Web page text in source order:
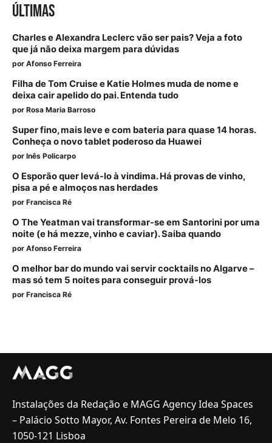
ÚLTIMAS
Charles e Alexandra Leclerc vão ser pais? Veja a foto
que já não deixa margem para dúvidas
por Afonso Ferreira
Filha de Tom Cruise e Katie Holmes muda de nome e
deixa cair apelido do pai. Entenda tudo
por Rosa Maria Barroso
Super fino, mais leve e com bateria para quase 14 horas.
Conheça o novo tablet poderoso da Huawei
por Inês Policarpo
O Esporão quer levá-lo à vindima. Há provas de vinho,
pisa a pé e almoços nas herdades
por Francisca Ré
O The Yeatman vai transformar-se em Santorini por uma
noite (e há mezze, vinho e caviar). Saiba quando
por Afonso Ferreira
O melhor bar do mundo vai servir cocktails no Algarve –
mas só tem 5 noites para conseguir prová-los
por Francisca Ré
Instalações da Redação e MAGG Agency Idea Spaces
– Palácio Sotto Mayor, Av. Fontes Pereira de Melo 16,
1050-121 Lisboa